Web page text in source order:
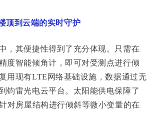
顶到云端的实时守护
，其便捷性得到了充分体现。只需在
度智能倾角计，即可对受测点进行倾
用现有LTE网络基础设施，数据通过无
钧雷光电云平台。太阳能供电保障了
对房屋结构进行倾斜等微小变量的在